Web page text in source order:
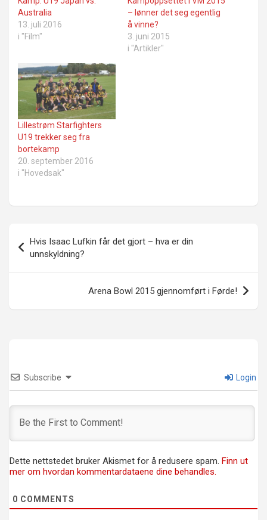
Australia
13. juli 2016
i "Film"
– lønner det seg egentlig
å vinne?
3. juni 2015
i "Artikler"
Lillestrøm Starfighters
U19 trekker seg fra
bortekamp
20. september 2016
i "Hovedsak"
Hvis Isaac Lufkin får det gjort – hva er din
unnskyldning?
Arena Bowl 2015 gjennomført i Førde!
Subscribe Login
Dette nettstedet bruker Akismet for å redusere spam. Finn ut
mer om hvordan kommentardataene dine behandles.
0 COMMENTS